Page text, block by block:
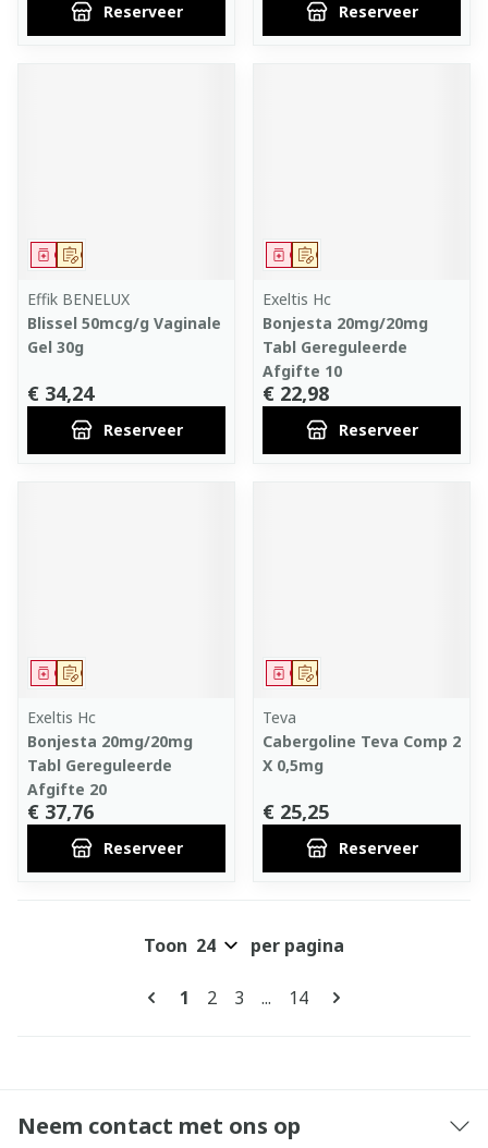
Reserveer Reserveer
Op voorschrift
Geneesmiddel
Effik BENELUX
Blissel 50mcg/g Vaginale
Gel 30g
€ 34,24
Reserveer
Op voorschrift
Geneesmiddel
Exeltis Hc
Bonjesta 20mg/20mg
Tabl Gereguleerde
Afgifte 10
€ 22,98
Reserveer
Op voorschrift
Geneesmiddel
Exeltis Hc
Bonjesta 20mg/20mg
Tabl Gereguleerde
Afgifte 20
€ 37,76
Reserveer
Op voorschrift
Geneesmiddel
Teva
Cabergoline Teva Comp 2
X 0,5mg
€ 25,25
Reserveer
Pagina's
U lees momenteel pagina
1 Pagina
2 Pagina
3 ... Pagina
14
Toon per pagina
Neem contact met ons op